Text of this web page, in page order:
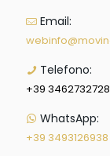
Email:
Telefono:
+39 3462732728
WhatsApp:
+39 3493126938